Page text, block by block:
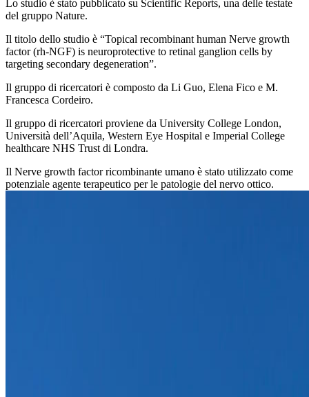
Lo studio è stato pubblicato su Scientific Reports, una delle testate
del gruppo Nature.
Il titolo dello studio è “Topical recombinant human Nerve growth
factor (rh-NGF) is neuroprotective to retinal ganglion cells by
targeting secondary degeneration”.
Il gruppo di ricercatori è composto da Li Guo, Elena Fico e M.
Francesca Cordeiro.
Il gruppo di ricercatori proviene da University College London,
Università dell’Aquila, Western Eye Hospital e Imperial College
healthcare NHS Trust di Londra.
Il Nerve growth factor ricombinante umano è stato utilizzato come
potenziale agente terapeutico per le patologie del nervo ottico.